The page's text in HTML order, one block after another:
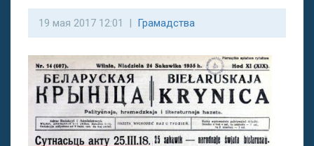
19 мая 2017 12:01 | Грамадства